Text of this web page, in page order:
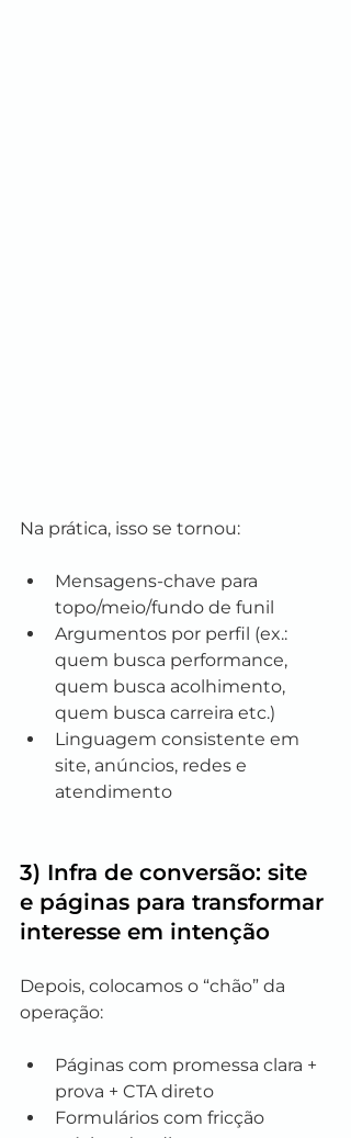
Na prática, isso se tornou:
Mensagens-chave para
topo/meio/fundo de funil
Argumentos por perfil (ex.:
quem busca performance,
quem busca acolhimento,
quem busca carreira etc.)
Linguagem consistente em
site, anúncios, redes e
atendimento
3) Infra de conversão: site
e páginas para transformar
interesse em intenção
Depois, colocamos o “chão” da
operação:
Páginas com promessa clara +
prova + CTA direto
Formulários com fricção